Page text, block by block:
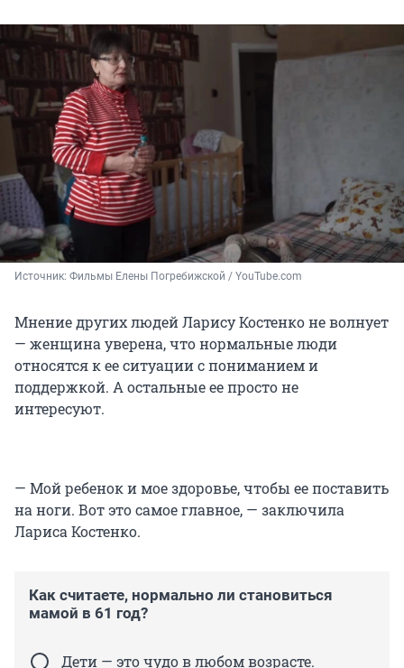
Источник: Фильмы Елены Погребижской / YouTube.com
Мнение других людей Ларису Костенко не волнует
— женщина уверена, что нормальные люди
относятся к ее ситуации с пониманием и
поддержкой. А остальные ее просто не
интересуют.
— Мой ребенок и мое здоровье, чтобы ее поставить
на ноги. Вот это самое главное, — заключила
Лариса Костенко.
Как считаете, нормально ли становиться
мамой в 61 год?
Дети — это чудо в любом возрасте.